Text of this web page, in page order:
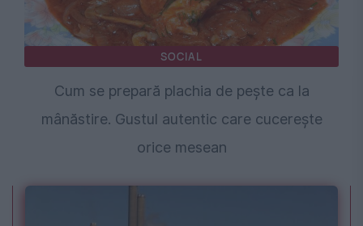
SOCIAL
Cum se prepară plachia de pește ca la
mânăstire. Gustul autentic care cucerește
orice mesean